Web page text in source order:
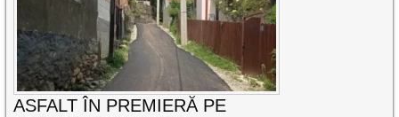
ASFALT ÎN PREMIERĂ PE